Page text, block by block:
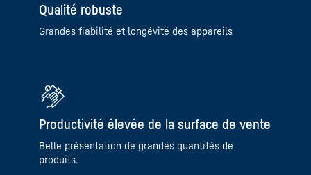
Qualité robuste
Grandes fiabilité et longévité des appareils
Productivité élevée de la surface de vente
Belle présentation de grandes quantités de
produits.